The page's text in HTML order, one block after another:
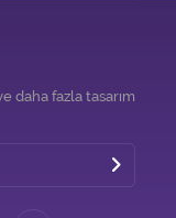
daha fazla tasarım